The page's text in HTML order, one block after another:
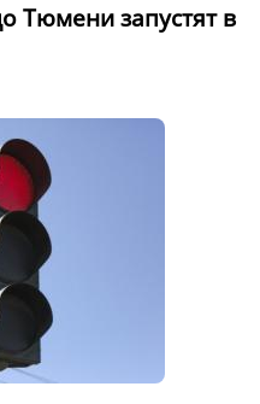
Тюмени запустят в